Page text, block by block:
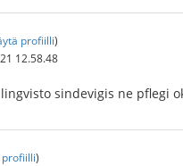
profiilli)
12.58.48
sindevigis ne pflegi
profiilli)